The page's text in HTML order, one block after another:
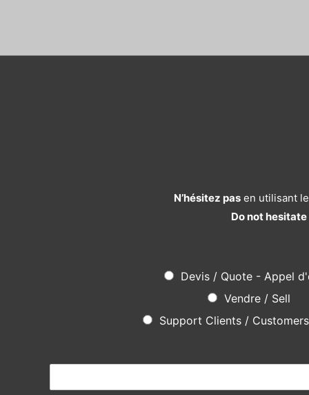
N’hésitez pas en utilisant
Do not hesitate
Devis / Quote - Appel
Vendre / Sell
Support Clients /